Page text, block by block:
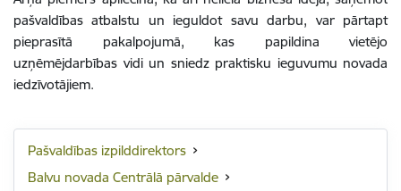
pašvaldības atbalstu un ieguldot savu darbu, var pārtapt
pieprasītā pakalpojumā, kas papildina vietējo
uzņēmējdarbības vidi un sniedz praktisku ieguvumu novada
iedzīvotājiem.
Pašvaldības izpilddirektors
Balvu novada Centrālā pārvalde